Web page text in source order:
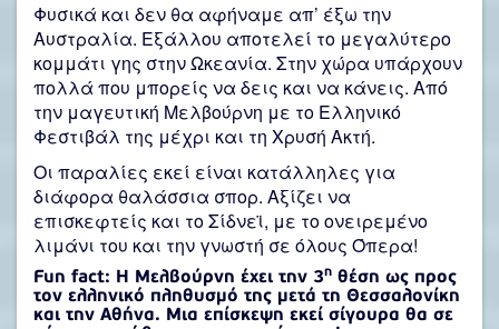
Φυσικά και δεν θα αφήναμε απ’ έξω την
Αυστραλία. Εξάλλου αποτελεί το μεγαλύτερο
κομμάτι γης στην Ωκεανία. Στην χώρα υπάρχουν
πολλά που μπορείς να δεις και να κάνεις. Από
την μαγευτική Μελβούρνη με το Ελληνικό
Φεστιβάλ της μέχρι και τη Χρυσή Ακτή.
Οι παραλίες εκεί είναι κατάλληλες για
διάφορα θαλάσσια σπορ. Αξίζει να
επισκεφτείς και το Σίδνεϊ, με το ονειρεμένο
λιμάνι του και την γνωστή σε όλους Όπερα!
Fun fact: Η Μελβούρνη έχει την 3η θέση ως προς
τον ελληνικό πληθυσμό της μετά τη Θεσσαλονίκη
και την Αθήνα. Μια επίσκεψη εκεί σίγουρα θα σε